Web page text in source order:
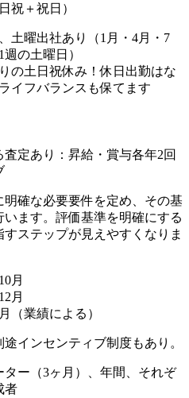
祝＋祝日）
土曜出社あり（1月・4月・7
週の土曜日）
の土日祝休み！休日出勤はな
イフバランスも保てます
定あり：昇給・賞与各年2回
明確な必要要件を定め、その基
ます。評価基準を明確にする
すステップが見えやすくなりま
月
月
（業績による）
インセンティブ制度もあり。
ター（3ヶ月）、年間、それぞ
者